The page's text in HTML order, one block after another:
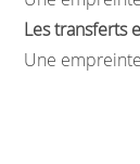
Les transferts
Une